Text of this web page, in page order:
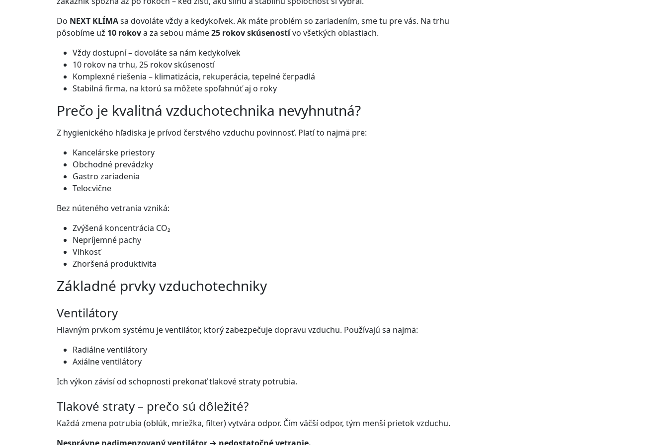
Do NEXT KLÍMAsa dovoláte vždy a kedykoľvek. Ak máte problém so zariadením, sme tu pre vás. Na trhu
pôsobíme už 10 rokova za sebou máme25 rokov skúsenostívo všetkých oblastiach.
Vždy dostupní – dovoláte sa nám kedykoľvek
10 rokov na trhu, 25 rokov skúseností
Komplexné riešenia – klimatizácia, rekuperácia, tepelné čerpadlá
Stabilná firma, na ktorú sa môžete spoľahnúť aj o roky
Prečo je kvalitná vzduchotechnika nevyhnutná?
Z hygienického hľadiska je prívod čerstvého vzduchu povinnosť. Platí to najmä pre:
Kancelárske priestory
Obchodné prevádzky
Gastro zariadenia
Telocvične
Bez núteného vetrania vzniká:
Zvýšená koncentrácia CO₂
Nepríjemné pachy
Vlhkosť
Zhoršená produktivita
Základné prvky vzduchotechniky
Ventilátory
Hlavným prvkom systému je ventilátor, ktorý zabezpečuje dopravu vzduchu. Používajú sa najmä:
Radiálne ventilátory
Axiálne ventilátory
Ich výkon závisí od schopnosti prekonať tlakové straty potrubia.
Tlakové straty – prečo sú dôležité?
Každá zmena potrubia (oblúk, mriežka, filter) vytvára odpor. Čím väčší odpor, tým menší prietok vzduchu.